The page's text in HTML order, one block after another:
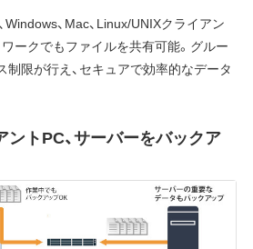
、Mac、Linux/UNIXクライアン
ークでもファイルを共有可能。グルー
制限が行え、セキュアで効率的なデータ
トPC、サーバーをバックア